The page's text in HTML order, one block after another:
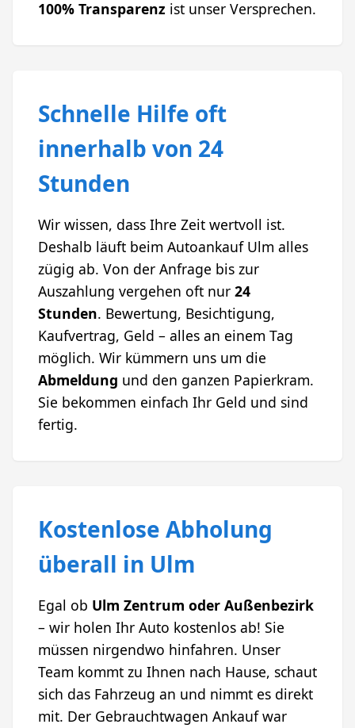
100% Transparenz ist unser Versprechen.
Schnelle Hilfe oft
innerhalb von 24
Stunden
Wir wissen, dass Ihre Zeit wertvoll ist.
Deshalb läuft beim Autoankauf Ulm alles
zügig ab. Von der Anfrage bis zur
Auszahlung vergehen oft nur 24
Stunden. Bewertung, Besichtigung,
Kaufvertrag, Geld – alles an einem Tag
möglich. Wir kümmern uns um die
Abmeldung und den ganzen Papierkram.
Sie bekommen einfach Ihr Geld und sind
fertig.
Kostenlose Abholung
überall in Ulm
Egal ob Ulm Zentrum oder Außenbezirk
– wir holen Ihr Auto kostenlos ab! Sie
müssen nirgendwo hinfahren. Unser
Team kommt zu Ihnen nach Hause, schaut
sich das Fahrzeug an und nimmt es direkt
mit. Der Gebrauchtwagen Ankauf war